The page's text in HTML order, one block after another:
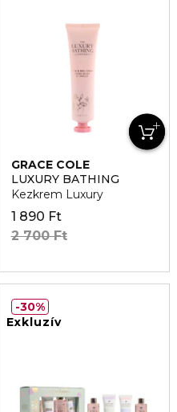
GRACE COLE
LUXURY BATHING
Kezkrem Luxury
1 890 Ft
2 700 Ft
Exkluzív
30%